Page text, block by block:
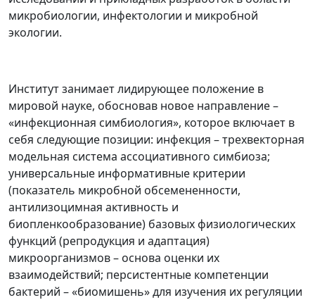
микробиологии, инфектологии и микробной
экологии.
Институт занимает лидирующее положение в
мировой науке, обосновав новое направление –
«инфекционная симбиология», которое включает в
себя следующие позиции: инфекция – трехвекторная
модельная система ассоциативного симбиоза;
универсальные информативные критерии
(показатель микробной обсемененности,
антилизоцимная активность и
биопленкообразование) базовых физиологических
функций (репродукция и адаптация)
микроорганизмов – основа оценки их
взаимодействий; персистентные компетенции
бактерий – «биомишень» для изучения их регуляции